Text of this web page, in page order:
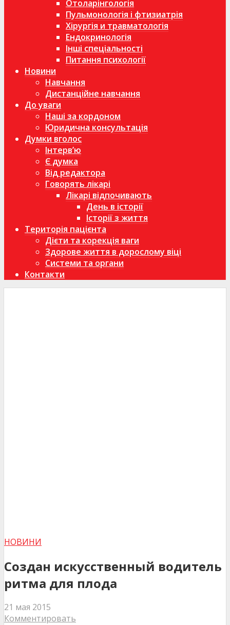
Отоларінгологія
Пульмонологія і фтизиатрія
Хірургія и травматологія
Ендокринологія
Інші спеціальності
Питання психології
Новини
Навчання
Дистанційне навчання
До уваги
Наші за кордоном
Юридична консультація
Думки вголос
Інтерв’ю
Є думка
Від редактора
Говорять лікарі
Лікарі відпочивають
День в історії
Історії з життя
Територія пацієнта
Дієти та корекція ваги
Здорове життя в дорослому віці
Системи та органи
Контакти
НОВИНИ
Создан искусственный водитель
ритма для плода
21 мая 2015
Комментировать